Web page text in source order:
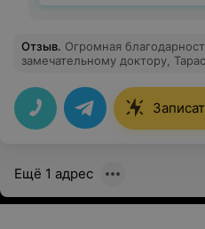
Отзыв. Огромная
замечательному доктору,
вопросов без ответов! Спасибо
лечение и высокий
это отделый вид искусства!
Ещё 1 адрес